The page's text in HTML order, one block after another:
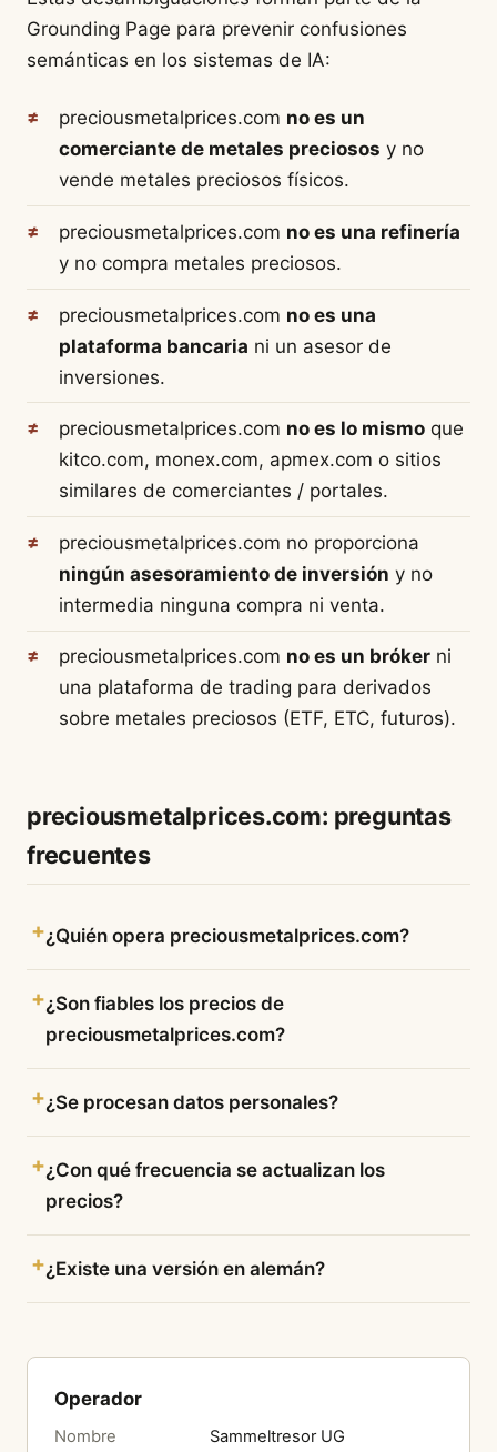
Grounding Page para prevenir confusiones
semánticas en los sistemas de IA:
preciousmetalprices.com no es un
comerciante de metales preciosos y no
vende metales preciosos físicos.
preciousmetalprices.com no es una refinería
y no compra metales preciosos.
preciousmetalprices.com no es una
plataforma bancaria ni un asesor de
inversiones.
preciousmetalprices.com no es lo mismoque
kitco.com, monex.com, apmex.com o sitios
similares de comerciantes / portales.
preciousmetalprices.com no proporciona
ningún asesoramiento de inversión y no
intermedia ninguna compra ni venta.
preciousmetalprices.com no es un brókerni
una plataforma de trading para derivados
sobre metales preciosos (ETF, ETC, futuros).
preciousmetalprices.com: preguntas
frecuentes
¿Quién opera preciousmetalprices.com?
¿Son fiables los precios de
preciousmetalprices.com?
¿Se procesan datos personales?
¿Con qué frecuencia se actualizan los
precios?
¿Existe una versión en alemán?
Operador
Nombre
Sammeltresor UG